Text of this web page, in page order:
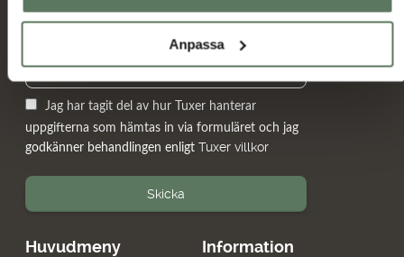
Anpassa
Huvudmeny Information
Nyheter och erbjudanden
Jag har tagit del av hur Tuxer hanterar
uppgifterna som hämtas in via formuläret och jag
godkänner behandlingen enligt Tuxer villkor
Skicka